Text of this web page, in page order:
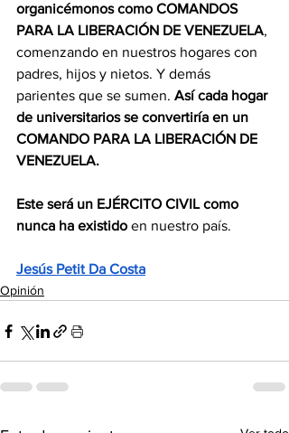
organicémonos como COMANDOS
PARA LA LIBERACIÓN DE VENEZUELA,
comenzando en nuestros hogares con
padres, hijos y nietos. Y demás
parientes que se sumen. Así cada hogar
de universitarios se convertiría en un
COMANDO PARA LA LIBERACIÓN DE
VENEZUELA.
Este será un EJÉRCITO CIVIL como
nunca ha existido en nuestro país.
Jesús Petit Da Costa
Opinión